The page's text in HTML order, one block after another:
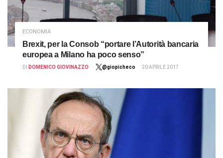
ECONOMIA
Brexit, per la Consob “portare l’Autorità bancaria
europea a Milano ha poco senso”
DI DOMENICO GIOVINAZZO @giopicheco 20 APRILE 2017